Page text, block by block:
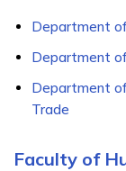
Department
Department
Department of
Trade
Faculty of